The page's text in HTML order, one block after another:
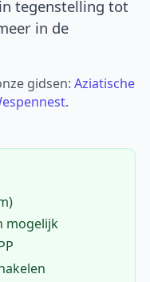
tegenstelling tot
in de
gidsen:Aziatische
.
mogelijk